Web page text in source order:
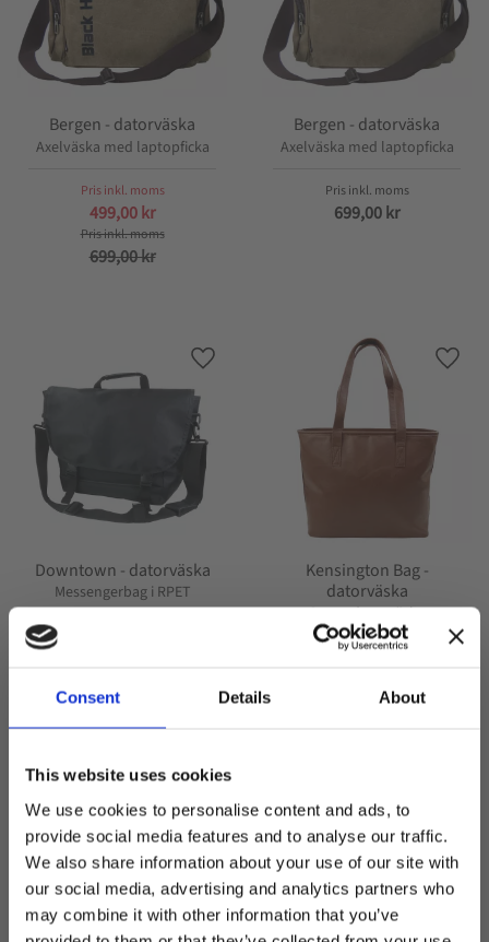
Consent Details About
This website uses cookies
We use cookies to personalise content and ads, to
provide social media features and to analyse our traffic.
We also share information about your use of our site with
our social media, advertising and analytics partners who
may combine it with other information that you’ve
Bergen - datorväska
Axelväska med laptopficka
499,00kr
699,00kr
Bergen - datorväska
Axelväska med laptopficka
699,00kr
Downtown - datorväska
Messengerbag i RPET
Lägg till i favoriter
Kensington Bag -
datorväska
Snygg datorväska
Lägg
SPARA 23%
Lägg till i favoriter Lägg